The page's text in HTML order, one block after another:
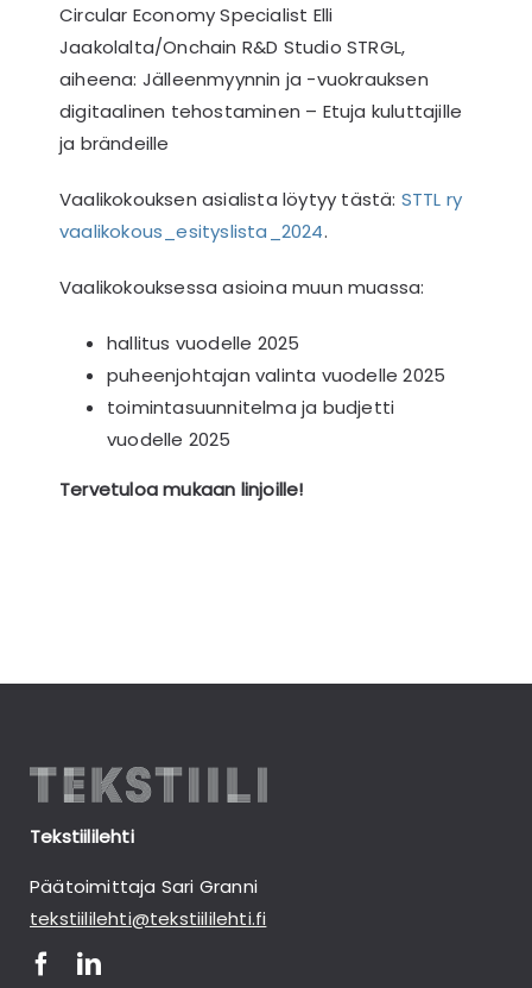
Circular Economy Specialist Elli
Jaakolalta/Onchain R&D Studio STRGL,
aiheena: Jälleenmyynnin ja -vuokrauksen
digitaalinen tehostaminen – Etuja kuluttajille
ja brändeille
Vaalikokouksen asialista löytyy tästä: STTL ry
vaalikokous_esityslista_2024.
Vaalikokouksessa asioina muun muassa:
hallitus vuodelle 2025
puheenjohtajan valinta vuodelle 2025
toimintasuunnitelma ja budjetti
vuodelle 2025
Tervetuloa mukaan linjoille!
Tekstiililehti
Päätoimittaja Sari Granni
tekstiililehti@tekstiililehti.fi